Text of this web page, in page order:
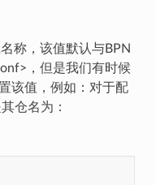
称，该值默认与BPN
，但是我们有时候
该值，例如：对于配
仓名为：